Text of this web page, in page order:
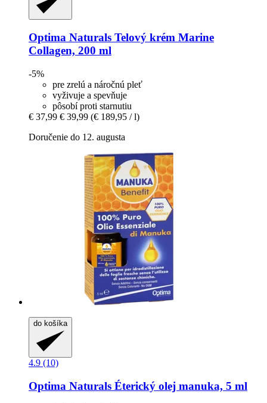
Optima Naturals Telový krém Marine
Collagen, 200 ml
-5%
pre zrelú a náročnú pleť
vyživuje a spevňuje
pôsobí proti starnutiu
€ 37,99 € 39,99 (€ 189,95 / l)
Doručenie do 12. augusta
do košíka
4.9 (10)
Optima Naturals Éterický olej manuka, 5 ml